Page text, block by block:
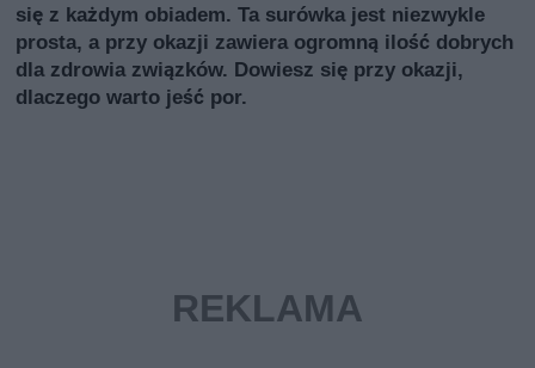
się z każdym obiadem. Ta surówka jest niezwykle
prosta, a przy okazji zawiera ogromną ilość dobrych
dla zdrowia związków. Dowiesz się przy okazji,
dlaczego warto jeść por.